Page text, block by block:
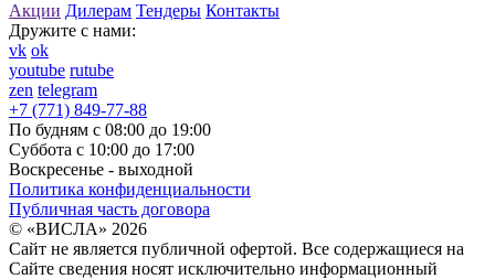
Акции Дилерам Тендеры Контакты
Дружите с нами:
vk ok
youtube rutube
zen telegram
+7 (771) 849-77-88
По будням с 08:00 до 19:00
Суббота с 10:00 до 17:00
Воскресенье - выходной
Политика конфиденциальности
Публичная часть договора
© «ВИСЛА» 2026
Сайт не является публичной офертой. Все содержащиеся на
Сайте сведения носят исключительно информационный